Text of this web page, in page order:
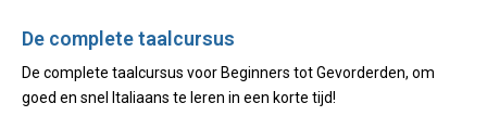
De complete taalcursus
De complete taalcursus voor Beginners tot Gevorderden, om
goed en snel Italiaans te leren in een korte tijd!